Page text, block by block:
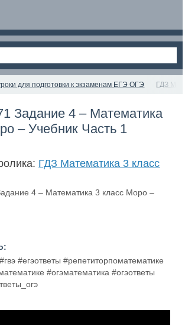
для подготовки к экзаменам ЕГЭ ОГЭ ГДЗ
Задание 4 – Математика
– Учебник Часть 1
ГДЗ Математика 3 класс
#егэответы #репетиторпоматематике
#огэматематика #огэответы